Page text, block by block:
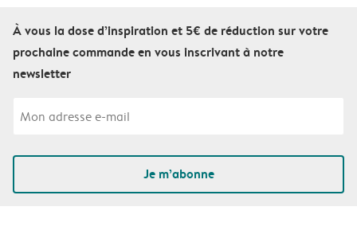
À vous la dose d’inspiration et 5€ de réduction sur votre
prochaine commande en vous inscrivant à notre
newsletter
Je m’abonne